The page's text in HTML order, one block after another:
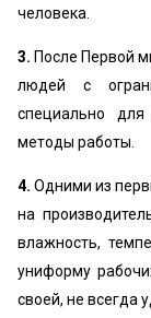
человека.
3. После Первой
людей с
специально
методы работы.
4.Одними из
на
влажность,
униформу
своей, не всегда